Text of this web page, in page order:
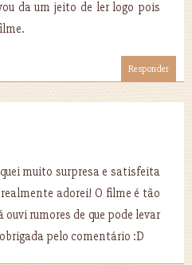
da um jeito de ler logo pois
Responder
muito surpresa e satisfeita
adorei! O filme é tão
ouvi rumores de que pode levar
obrigada pelo comentário :D